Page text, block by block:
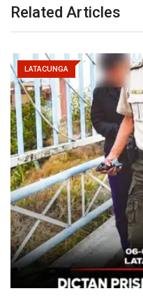
Related Articles
LATACUNGA